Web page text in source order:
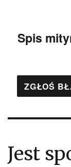
Spis
ZGŁOŚ
Jest